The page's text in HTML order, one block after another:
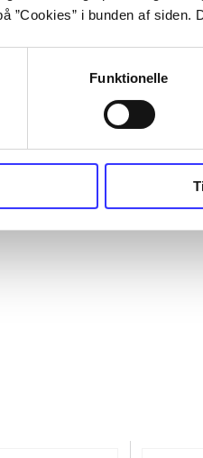
”Cookies” i bunden af
Funktionelle